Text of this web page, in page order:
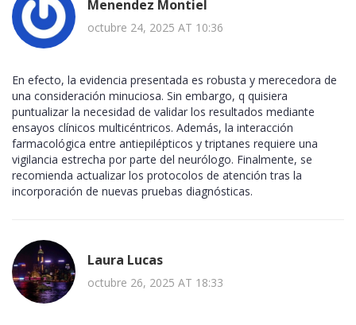
Menendez Montiel
octubre 24, 2025 AT 10:36
En efecto, la evidencia presentada es robusta y merecedora de
una consideración minuciosa. Sin embargo, q quisiera
puntualizar la necesidad de validar los resultados mediante
ensayos clínicos multicéntricos. Además, la interacción
farmacológica entre antiepilépticos y triptanes requiere una
vigilancia estrecha por parte del neurólogo. Finalmente, se
recomienda actualizar los protocolos de atención tras la
incorporación de nuevas pruebas diagnósticas.
Laura Lucas
octubre 26, 2025 AT 18:33